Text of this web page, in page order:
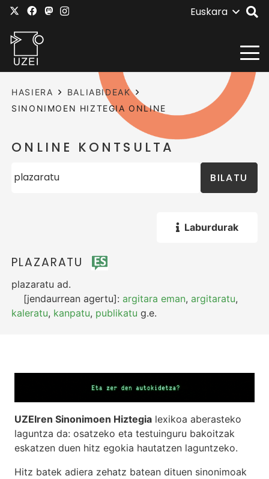
Euskara
HASIERA
BALIABIDEAK
SINONIMOEN HIZTEGIA ONLINE
ONLINE KONTSULTA
BILATU
Laburdurak
PLAZARATU
plazaratu ad.
[jendaurrean agertu]:argitara eman,argitaratu,
kaleratu, kanpatu, publikatu g.e.
UZEIren Sinonimoen Hiztegia lexikoa aberasteko
laguntza da: osatzeko eta testuinguru bakoitzak
eskatzen duen hitz egokia hautatzen laguntzeko.
Hitz batek adiera zehatz batean dituen sinonimoak